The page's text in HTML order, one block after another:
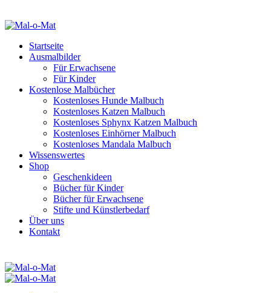
Startseite
Ausmalbilder
Für Erwachsene
Für Kinder
Kostenlose Malbücher
Kostenloses Hunde Malbuch
Kostenloses Katzen Malbuch
Kostenloses Sphynx Katzen Malbuch
Kostenloses Einhörner Malbuch
Kostenloses Mandala Malbuch
Wissenswertes
Shop
Geschenkideen
Bücher für Kinder
Bücher für Erwachsene
Stifte und Künstlerbedarf
Über uns
Kontakt